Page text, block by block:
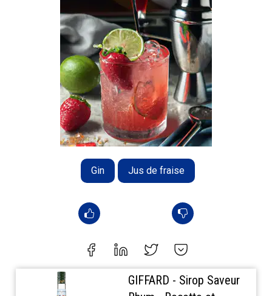
Gin Jus de fraise